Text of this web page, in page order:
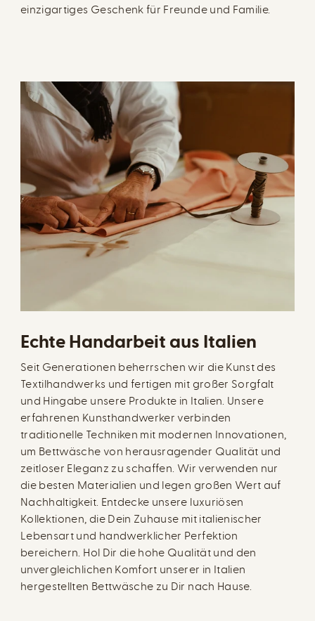
einzigartiges Geschenk für Freunde und Familie.
Echte Handarbeit aus Italien
Seit Generationen beherrschen wir die Kunst des
Textilhandwerks und fertigen mit großer Sorgfalt
und Hingabe unsere Produkte in Italien. Unsere
erfahrenen Kunsthandwerker verbinden
traditionelle Techniken mit modernen Innovationen,
um Bettwäsche von herausragender Qualität und
zeitloser Eleganz zu schaffen. Wir verwenden nur
die besten Materialien und legen großen Wert auf
Nachhaltigkeit. Entdecke unsere luxuriösen
Kollektionen, die Dein Zuhause mit italienischer
Lebensart und handwerklicher Perfektion
bereichern. Hol Dir die hohe Qualität und den
unvergleichlichen Komfort unserer in Italien
hergestellten Bettwäsche zu Dir nach Hause.